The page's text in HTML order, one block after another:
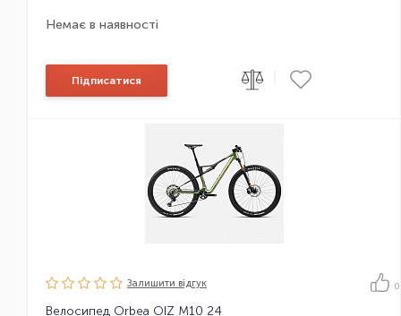
Немає в наявності
Підписатися
Залишити вiдгук 0
Велосипед Orbea OIZ M10 24